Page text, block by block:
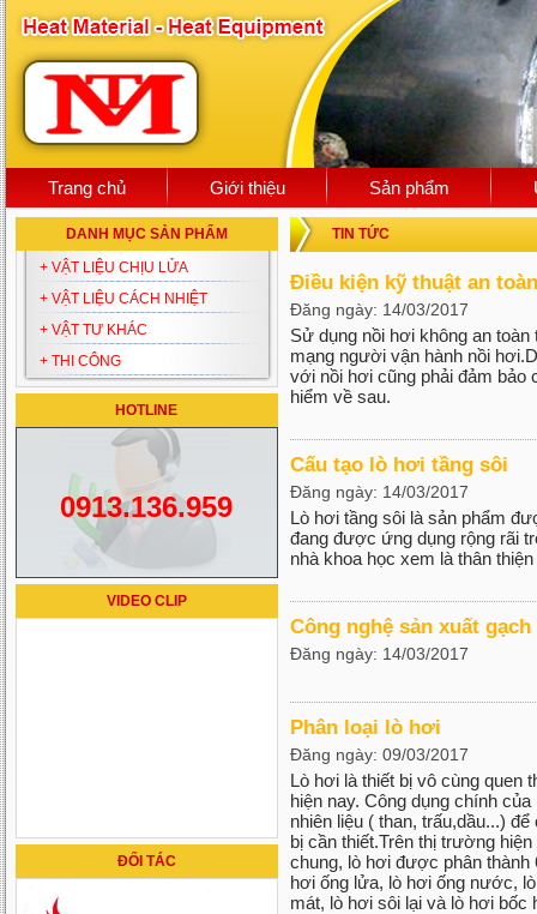
Trang chủ Giới thiệu Sản phẩm
DANH MỤC SẢN PHẨM
+ VẬT LIỆU CHỊU LỬA
+ VẬT LIỆU CÁCH NHIỆT
+ VẬT TƯ KHÁC
+ THI CÔNG
HOTLINE
0913.136.959
VIDEO CLIP
ĐỐI TÁC
TIN TỨC
Điều kiện kỹ thuật an
Đăng ngày: 14/03/2017
Sử dụng nồi hơi không an
mạng người vận hành nồi
với nồi hơi cũng phải đảm bảo
hiểm về sau.
Cấu tạo lò hơi tầng sôi
Đăng ngày: 14/03/2017
Lò hơi tầng sôi là sản phẩm
đang được ứng dụng rộng rãi
nhà khoa học xem là thân
Công nghệ sản xuất
Đăng ngày: 14/03/2017
Phân loại lò hơi
Đăng ngày: 09/03/2017
Lò hơi là thiết bị vô cùng quen
hiện nay. Công dụng chính
nhiên liệu ( than, trấu,dầu...)
bị cần thiết.Trên thị trường
chung, lò hơi được phân
hơi ống lửa, lò hơi ống nước,
mát, lò hơi sôi lại và lò hơi bốc